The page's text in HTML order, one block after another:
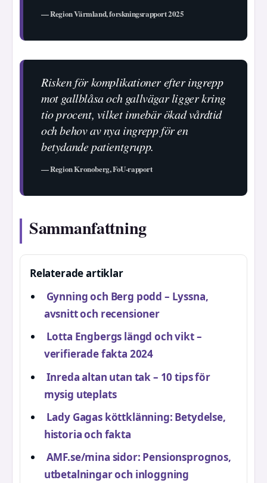
— Region Värmland, forskningsrapport 2025
Risken för komplikationer efter ingrepp
mot gallblåsa och gallvägar ligger kring
tio procent, vilket innebär ökad vårdtid
och behov av nya ingrepp för en
betydande patientgrupp.
— Region Kronoberg, FoU-rapport
Sammanfattning
Relaterade artiklar
Gynning och Berg podd – Lyssna,
avsnitt och recensioner
Lotta Engbergs längd och vikt –
verifierade fakta 2024
Inreda altan utan tak – 10 tips för
mysig uteplats
Lady Gagas köttklänning: Betydelse,
historia och fakta
AMF.se/mina sidor: Pensionsprognos,
utbetalningar och inloggning